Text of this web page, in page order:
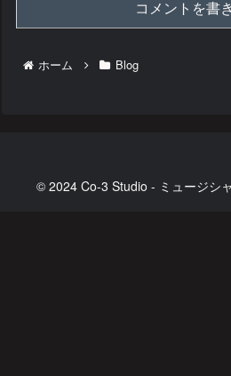
コメントを書
ホーム Blog
© 2024 Co-3 Studio - ミュージシ